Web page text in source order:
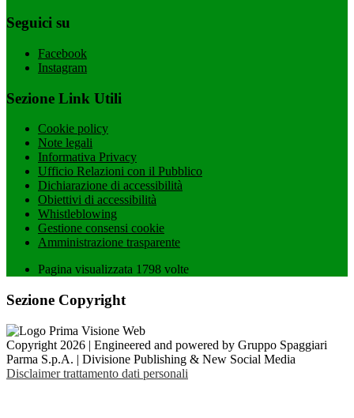
Seguici su
Facebook
Instagram
Sezione Link Utili
Cookie policy
Note legali
Informativa Privacy
Ufficio Relazioni con il Pubblico
Dichiarazione di accessibilità
Obiettivi di accessibilità
Whistleblowing
Gestione consensi cookie
Amministrazione trasparente
Pagina visualizzata 1798 volte
Sezione Copyright
Copyright 2026 | Engineered and powered by Gruppo Spaggiari
Parma S.p.A. | Divisione Publishing & New Social Media
Disclaimer trattamento dati personali